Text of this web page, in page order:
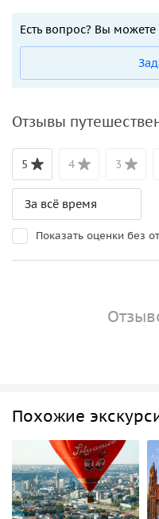
Есть вопрос? Вы можете
Отзывы
5 4 3
Показать оценки без
Похожие